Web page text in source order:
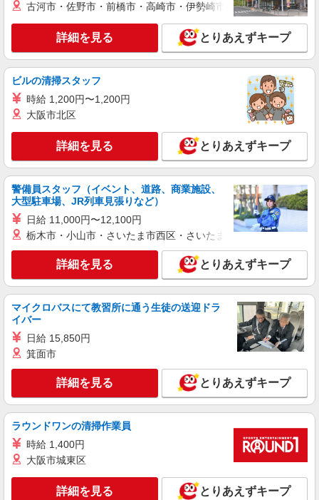
古河市・佐野市・前橋市・高崎市・伊勢崎市・太田市・館林市
詳細を見る とりあえずキープ
ビルの清掃スタッフ
時給 1,200円〜1,200円
大阪市北区
詳細を見る とりあえずキープ
警備員スタッフ（イベント、道路、商業施設、
大型駐車場、JR列車見張りなど）
日給 11,000円〜12,100円
栃木市・小山市・さいたま市西区・さいたま市岩槻区・久喜市・
詳細を見る とりあえずキープ
マイクロバスにて教習所に通う生徒の送迎ドラ
イバー
日給 15,850円
箕面市
詳細を見る とりあえずキープ
ラウンドワンの清掃作業員
時給 1,400円
大阪市城東区
詳細を見る とりあえずキープ